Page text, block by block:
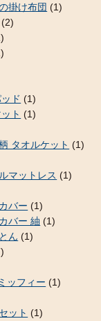
掛け布団 (1)
(2)
ド (1)
ト (1)
タオルケット (1)
マットレス (1)
バー (1)
バー 紬 (1)
ん (1)
ッフィー (1)
ット (1)